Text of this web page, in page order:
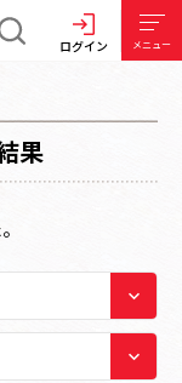
ログイン メニュー
果